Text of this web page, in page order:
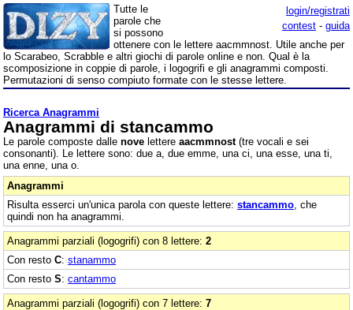
login/registrati
contest - guida
Tutte le
parole che
si possono
ottenere con le lettere aacmmnost. Utile anche per
lo Scarabeo, Scrabble e altri giochi di parole online e non. Qual è la
scomposizione in coppie di parole, i logogrifi e gli anagrammi composti.
Permutazioni di senso compiuto formate con le stesse lettere.
Ricerca Anagrammi
Anagrammi di stancammo
Le parole composte dalle nove lettere aacmmnost(tre vocali e sei
consonanti). Le lettere sono: due a, due emme, una ci, una esse, una ti,
una enne, una o.
Anagrammi
Risulta esserci un'unica parola con queste lettere: stancammo , che
quindi non ha anagrammi.
Anagrammi parziali (logogrifi) con 8 lettere: 2
Con resto C: stanammo
Con resto S: cantammo
Anagrammi parziali (logogrifi) con 7 lettere: 7